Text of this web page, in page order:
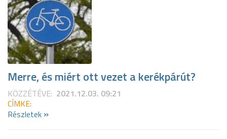
Merre, és miért ott vezet a kerékpárút?
KÖZZÉTÉVE: 2021.12.03. 09:21
CÍMKE:
Részletek »